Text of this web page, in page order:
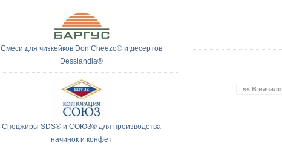
«« В начало
Смеси для чизкейков Don Cheezo® и десертов
Desslandia®
Спецжиры SDS® и СОЮЗ® для производства
начинок и конфет